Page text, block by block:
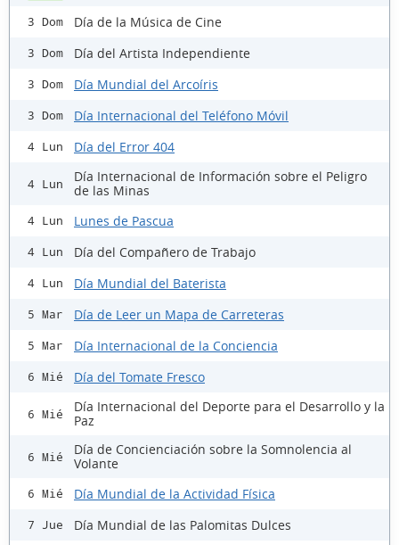
3 Dom Día de la Música de Cine
3 Dom Día del Artista Independiente
3 Dom Día Mundial del Arcoíris
3 Dom Día Internacional del Teléfono Móvil
4 Lun Día del Error 404
4 Lun
Día Internacional de Información sobre el Peligro
de las Minas
4 Lun Lunes de Pascua
4 Lun Día del Compañero de Trabajo
4 Lun Día Mundial del Baterista
5 Mar Día de Leer un Mapa de Carreteras
5 Mar Día Internacional de la Conciencia
6 Mié Día del Tomate Fresco
6 Mié
Día Internacional del Deporte para el Desarrollo y la
Paz
6 Mié
Día de Concienciación sobre la Somnolencia al
Volante
6 Mié Día Mundial de la Actividad Física
7 Jue Día Mundial de las Palomitas Dulces